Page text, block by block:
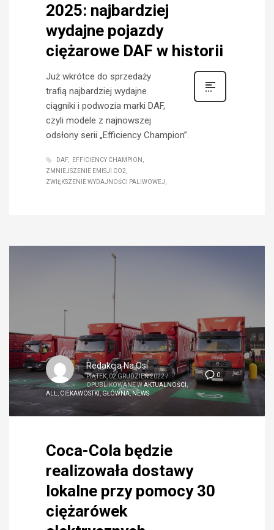
2025: najbardziej
wydajne pojazdy
ciężarowe DAF w historii
Już wkrótce do sprzedaży
trafią najbardziej wydajne
ciągniki i podwozia marki DAF,
czyli modele z najnowszej
odsłony serii „Efficiency Champion”.
DAF
EFFICIENCY CHAMPION
ZMNIEJSZENIE EMISJI CO2
ZWIĘKSZENIE WYDAJNOŚCI PALIWOWEJ
0
Redakcja Na Osi
PIĄTEK, 02 GRUDZIEŃ 2022/
OPUBLIKOWANE WAKTUALNOŚCI,
ALL
CIEKAWOSTKI,GŁÓWNA,NEWS
Coca-Cola będzie
realizowała dostawy
lokalne przy pomocy 30
ciężarówek